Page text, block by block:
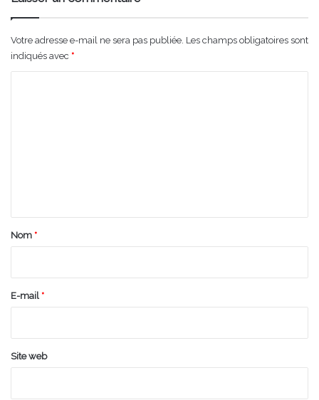
Votre adresse e-mail ne sera pas publiée. Les champs obligatoires sont
indiqués avec *
a
e
Nom *
E-mail *
Site web